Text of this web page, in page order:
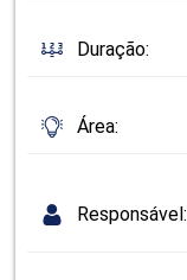
Duração:
Área:
Responsável: